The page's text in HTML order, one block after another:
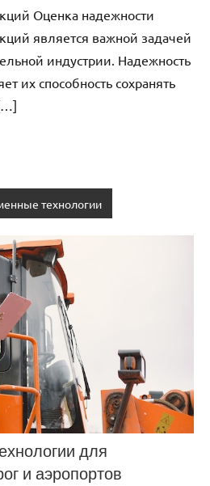
Оценка надежности
является важной задачей
индустрии. Надежность
их способность сохранять
технологии
для
и аэропортов